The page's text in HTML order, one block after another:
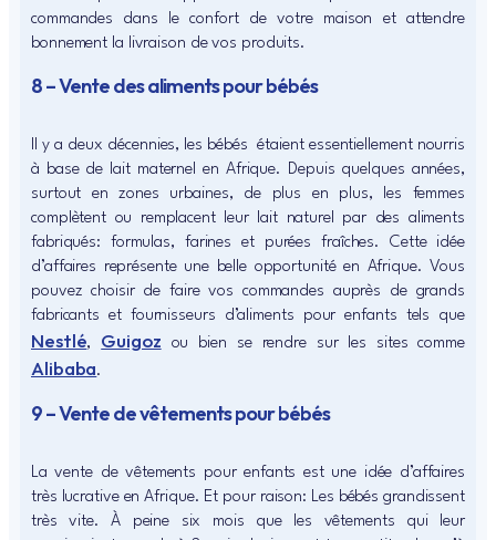
commandes dans le confort de votre maison et attendre
bonnement la livraison de vos produits.
8 – Vente des aliments pour bébés
Il y a deux décennies, les bébés étaient essentiellement nourris
à base de lait maternel en Afrique. Depuis quelques années,
surtout en zones urbaines, de plus en plus, les femmes
complètent ou remplacent leur lait naturel par des aliments
fabriqués: formulas, farines et purées fraîches. Cette idée
d’affaires représente une belle opportunité en Afrique. Vous
pouvez choisir de faire vos commandes auprès de grands
fabricants et fournisseurs d’aliments pour enfants tels que
Nestlé, Guigoz ou bien se rendre sur les sites comme
Alibaba.
9 – Vente de vêtements pour bébés
La vente de vêtements pour enfants est une idée d’affaires
très lucrative en Afrique. Et pour raison: Les bébés grandissent
très vite. À peine six mois que les vêtements qui leur